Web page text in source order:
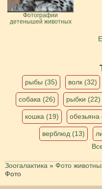
Фотографии
детенышей животных
рыбы (35) волк (32)
собака (26) рыбки (22)
кошка (19) обезьяна
верблюд (13)
Зоогалактика » Фото
Фото